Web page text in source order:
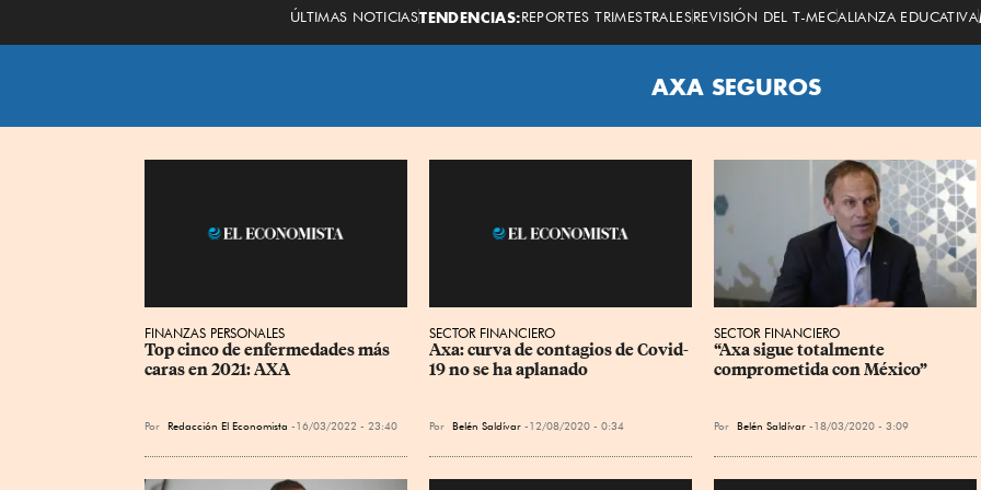
ÚLTIMAS NOTICIASTENDENCIAS:REPORTES TRIMESTRALESREVISIÓN DEL T-MECALIANZA EDUCATIVA
AXA SEGUROS
FINANZAS PERSONALES
Top cinco de enfermedades más
caras en 2021: AXA
Por Redacción El Economista 16/03/2022 - 23:40
SECTOR FINANCIERO
Axa: curva de contagios de Covid-
19 no se ha aplanado
Por Belén Saldívar 12/08/2020 - 0:34
SECTOR FINANCIERO
“Axa sigue totalmente
comprometida con México”
Por Belén Saldívar 18/03/2020 - 3:09